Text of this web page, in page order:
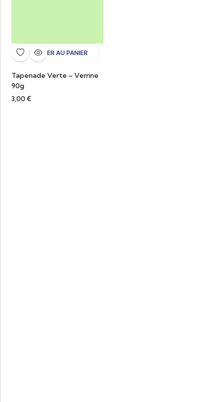
AJOUTER AU PANIER
Tapenade Verte – Verrine
90g
3,00 €